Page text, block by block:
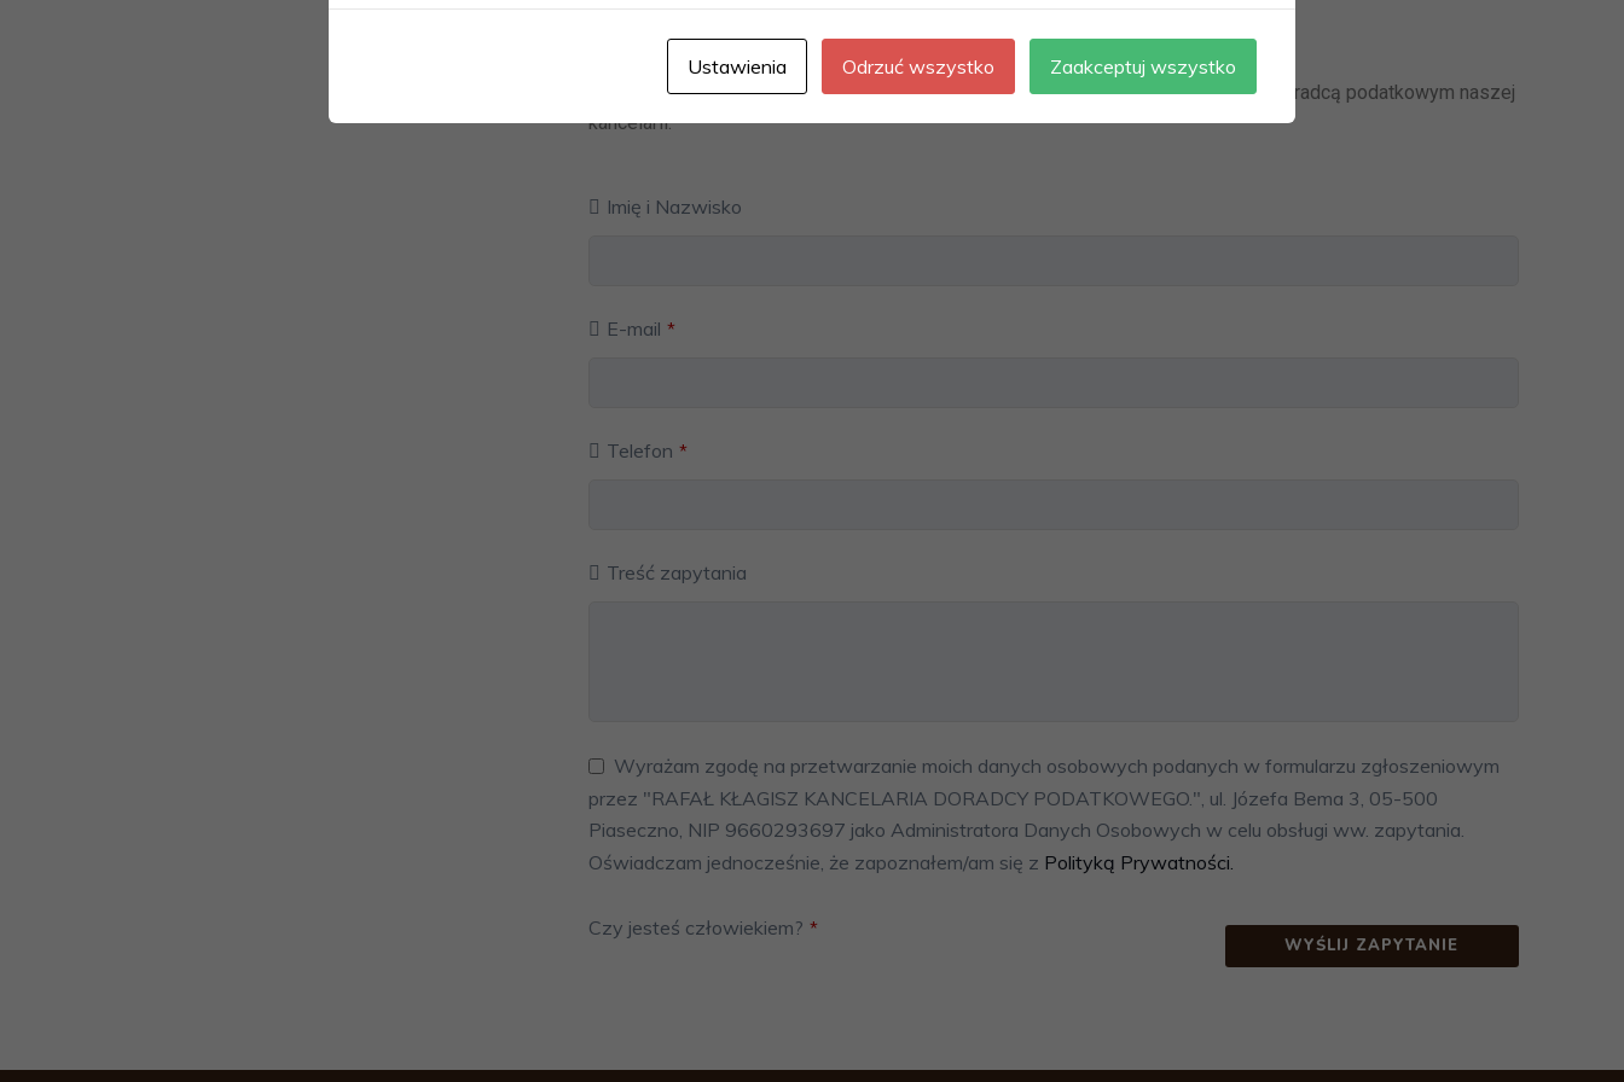
Formularz kontaktowy
Jeśli masz jakieś pytania, bądź potrzebujesz pomocy skontaktuj się z wybranym doradcą podatkowym naszej
kancelarii.
Imię i Nazwisko
E-mail *
Telefon *
Treść zapytania
Wyrażam zgodę na przetwarzanie moich danych osobowych podanych w formularzu zgłoszeniowym
przez "RAFAŁ KŁAGISZ KANCELARIA DORADCY PODATKOWEGO.", ul. Józefa Bema 3, 05-500
Piaseczno, NIP 9660293697 jako Administratora Danych Osobowych w celu obsługi ww. zapytania.
Oświadczam jednocześnie, że zapoznałem/am się z Polityką Prywatności.
Czy jesteś człowiekiem? *
WYŚLIJ ZAPYTANIE
Ustawienia Odrzuć wszystko Zaakceptuj wszystko